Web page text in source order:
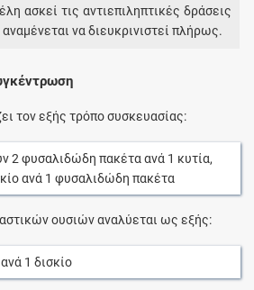
ασκεί τις αντιεπιληπτικές δράσεις
να διευκρινιστεί πλήρως.
τον εξής τρόπο συσκευασίας:
2 φυσαλιδώδη πακέταανά 1 κυτία,
ανά 1 φυσαλιδώδη πακέτα
ουσιών αναλύεται ως εξής:
ανά 1 δισκίο